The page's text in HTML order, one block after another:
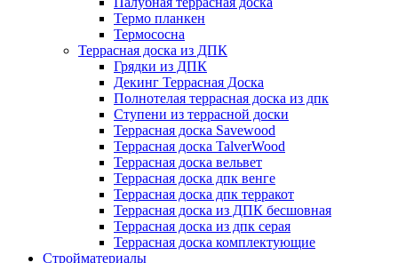
Термо планкен
Термососна
Террасная доска из ДПК
Грядки из ДПК
Декинг Террасная Доска
Полнотелая террасная доска из дпк
Ступени из террасной доски
Террасная доска Savewood
Террасная доска TalverWood
Террасная доска вельвет
Террасная доска дпк венге
Террасная доска дпк терракот
Террасная доска из ДПК бесшовная
Террасная доска из дпк серая
Террасная доска комплектующие
Стройматериалы